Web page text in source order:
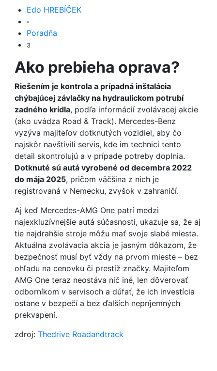
Edo HREBÍČEK
Poradňa
3
Ako prebieha oprava?
Riešením je kontrola a prípadná inštalácia
chýbajúcej závlačky na hydraulickom potrubí
zadného krídla, podľa informácií zvolávacej akcie
(ako uvádza Road & Track). Mercedes-Benz
vyzýva majiteľov dotknutých vozidiel, aby čo
najskôr navštívili servis, kde im technici tento
detail skontrolujú a v prípade potreby doplnia.
Dotknuté sú autá vyrobené od decembra 2022
do mája 2025, pričom väčšina z nich je
registrovaná v Nemecku, zvyšok v zahraničí.
Aj keď Mercedes-AMG One patrí medzi
najexkluzívnejšie autá súčasnosti, ukazuje sa, že aj
tie najdrahšie stroje môžu mať svoje slabé miesta.
Aktuálna zvolávacia akcia je jasným dôkazom, že
bezpečnosť musí byť vždy na prvom mieste – bez
ohľadu na cenovku či prestíž značky. Majiteľom
AMG One teraz neostáva nič iné, len dôverovať
odborníkom v servisoch a dúfať, že ich investícia
ostane v bezpečí a bez ďalších nepríjemných
prekvapení.
zdroj: Thedrive Roadandtrack